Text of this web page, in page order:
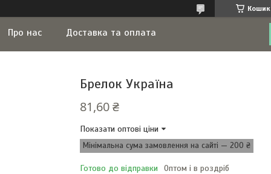
Кошик
Про нас Доставка та оплата
Брелок Україна
81,60 ₴
Показати оптові ціни
Мінімальна сума замовлення на сайті — 200 ₴
Готово до відправки Оптом і в роздріб